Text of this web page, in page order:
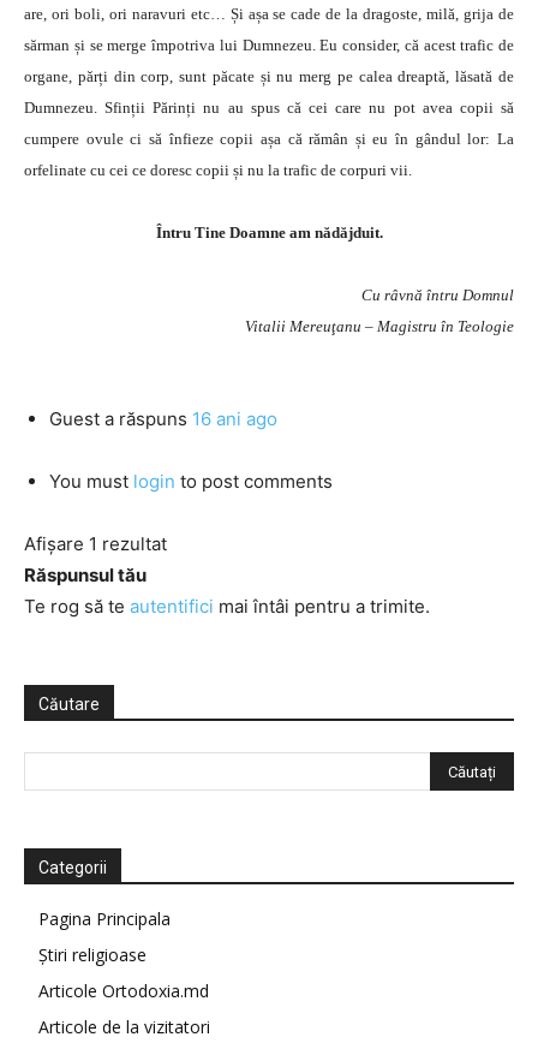
are, ori boli, ori naravuri etc… Și așa se cade de la dragoste, milă, grija de
sărman și se merge împotriva lui Dumnezeu. Eu consider, că acest trafic de
organe, părți din corp, sunt păcate și nu merg pe calea dreaptă, lăsată de
Dumnezeu. Sfinții Părinți nu au spus că cei care nu pot avea copii să
cumpere ovule ci să înfieze copii așa că rămân și eu în gândul lor: La
orfelinate cu cei ce doresc copii și nu la trafic de corpuri vii.
Întru Tine Doamne am nădăjduit.
Cu râvnă întru Domnul
Vitalii Mereuţanu – Magistru în Teologie
Guest a răspuns 16 ani ago
You must login to post comments
Afișare 1 rezultat
Răspunsul tău
Te rog să te autentifici mai întâi pentru a trimite.
Căutare
Categorii
Pagina Principala
Știri religioase
Articole Ortodoxia.md
Articole de la vizitatori